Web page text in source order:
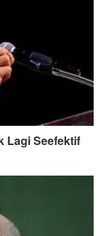
Lagi Seefektif